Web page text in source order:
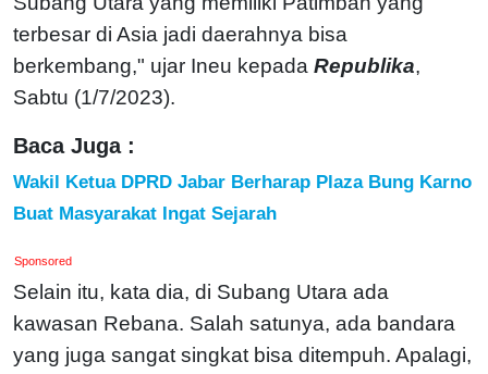
terbesar di Asia jadi daerahnya bisa
berkembang," ujar Ineu kepada Republika,
Sabtu (1/7/2023).
Baca Juga :
Wakil Ketua DPRD Jabar Berharap Plaza Bung Karno
Buat Masyarakat Ingat Sejarah
Sponsored
Selain itu, kata dia, di Subang Utara ada
kawasan Rebana. Salah satunya, ada bandara
yang juga sangat singkat bisa ditempuh. Apalagi,